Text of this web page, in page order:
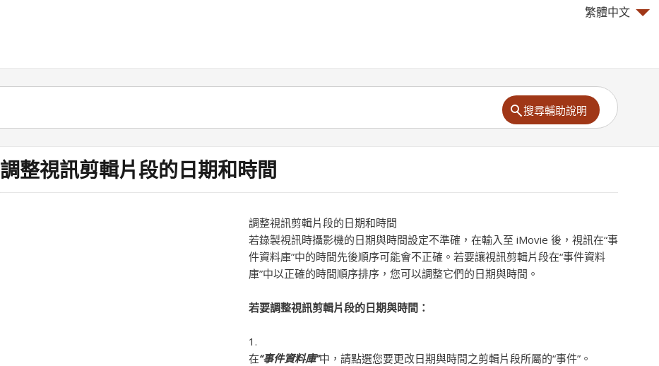
繁體中文
搜尋輔助說明
調整視訊剪輯片段的日期和時間
調整視訊剪輯片段的日期和時間
若錄製視訊時攝影機的日期與時間設定不準確，在輸入至 iMovie 後，視訊在“事
件資料庫”中的時間先後順序可能會不正確。若要讓視訊剪輯片段在“事件資料
庫”中以正確的時間順序排序，您可以調整它們的日期與時間。
若要調整視訊剪輯片段的日期與時間：
在“事件資料庫”中，請點選您要更改日期與時間之剪輯片段所屬的“事件”。